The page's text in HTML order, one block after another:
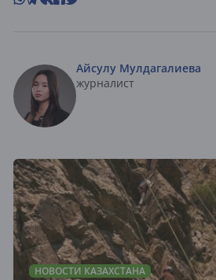
Айсулу Мулдагалиева
журналист
НОВОСТИ КАЗАХСТАНА